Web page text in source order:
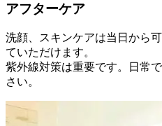
アフターケア
洗顔、スキンケアは当日から
ていただけます。
紫外線対策は重要です。日常
さい。